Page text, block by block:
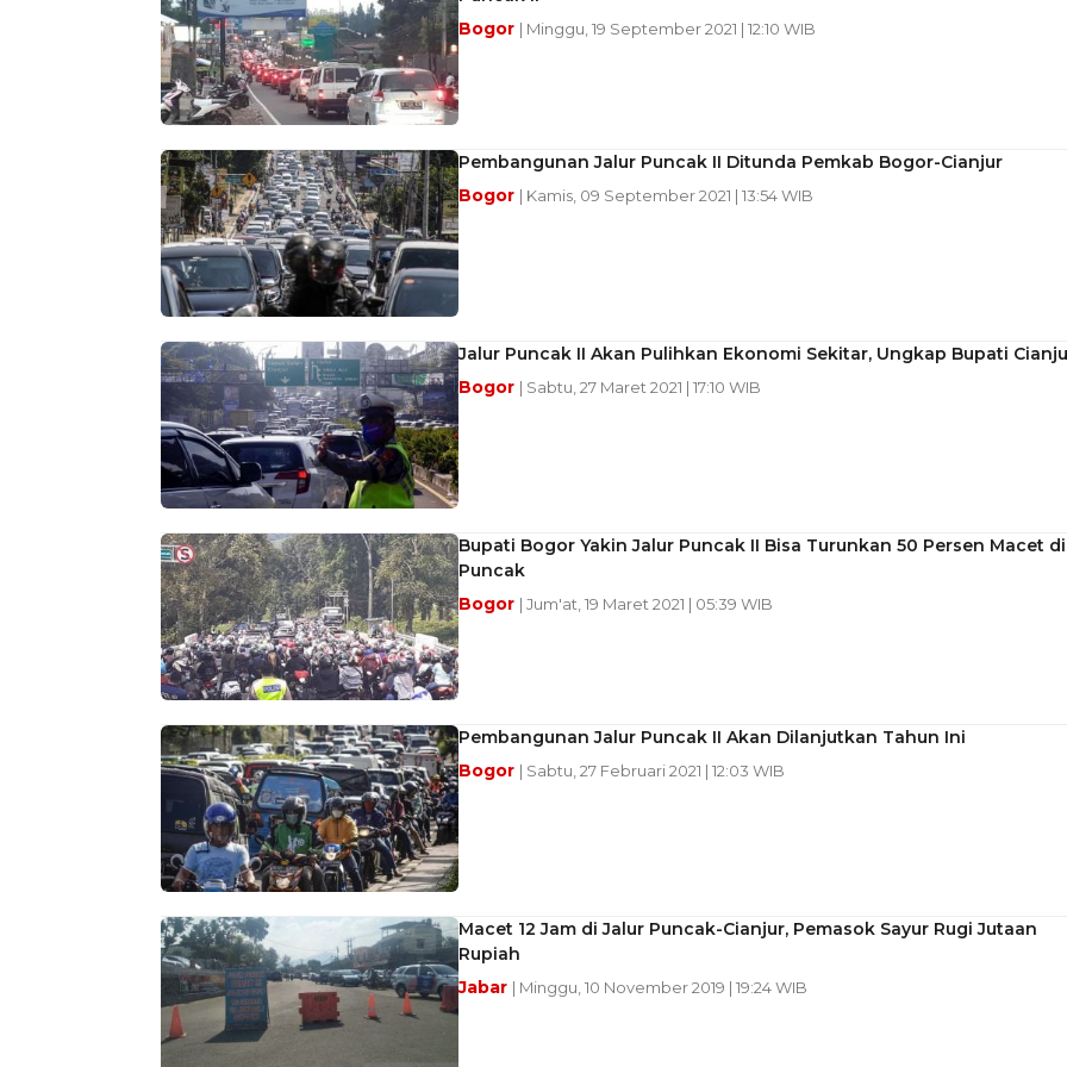
Bogor | Minggu, 19 September 2021 | 12:10 WIB
Pembangunan Jalur Puncak II Ditunda Pemkab Bogor-Cianjur
Bogor | Kamis, 09 September 2021 | 13:54 WIB
Jalur Puncak II Akan Pulihkan Ekonomi Sekitar, Ungkap Bupati
Bogor | Sabtu, 27 Maret 2021 | 17:10 WIB
Bupati Bogor Yakin Jalur Puncak II Bisa Turunkan 50 Persen Macet di
Puncak
Bogor | Jum'at, 19 Maret 2021 | 05:39 WIB
Pembangunan Jalur Puncak II Akan Dilanjutkan Tahun Ini
Bogor | Sabtu, 27 Februari 2021 | 12:03 WIB
Macet 12 Jam di Jalur Puncak-Cianjur, Pemasok Sayur Rugi Jutaan
Rupiah
Jabar | Minggu, 10 November 2019 | 19:24 WIB